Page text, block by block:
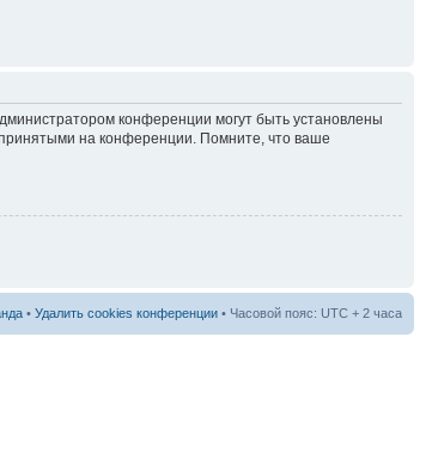
конференции могут быть установлены
на конференции. Помните, что ваше
• Удалить cookies конференции • Часовой пояс: UTC + 2 часа